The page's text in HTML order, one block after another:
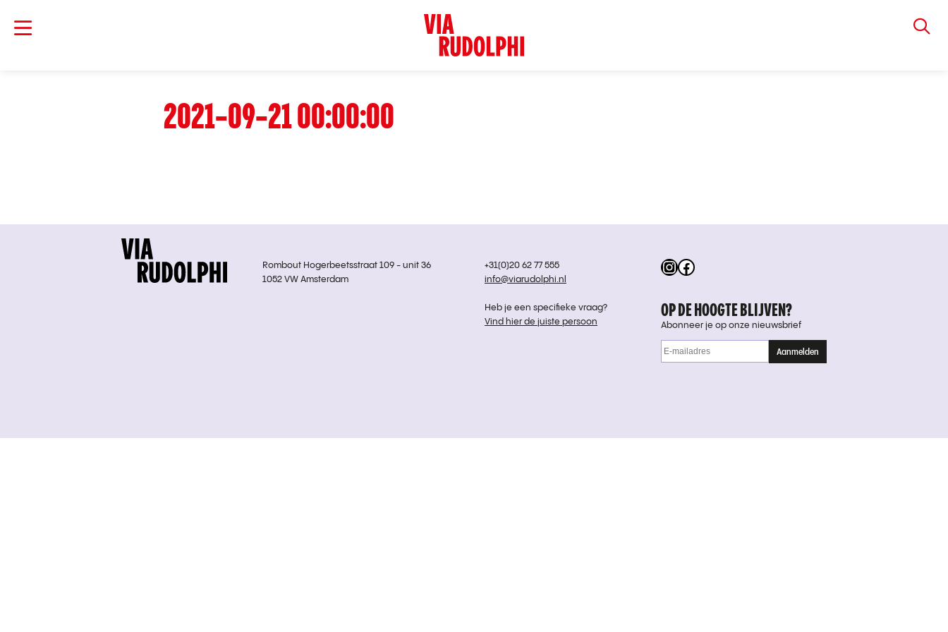
2021-09-21 00:00:00
Instagram
Facebook
Rombout Hogerbeetsstraat 109 - unit 36
1052 VW Amsterdam
+31(0)20 62 77 555
info@viarudolphi.nl
Heb je een specifieke vraag?
Vind hier de juiste persoon
OP DE HOOGTE BLIJVEN?
Abonneer je op onze nieuwsbrief